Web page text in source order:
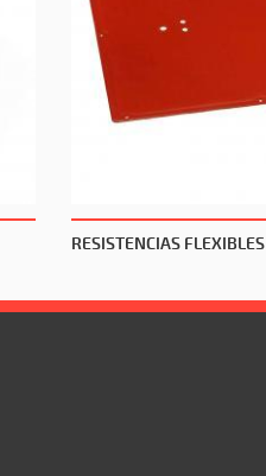
RESISTENCIAS FLEXIBLES